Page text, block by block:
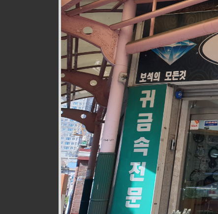
웰빙즉석손두부
식품
010-9528-3759
구월로276번길 17